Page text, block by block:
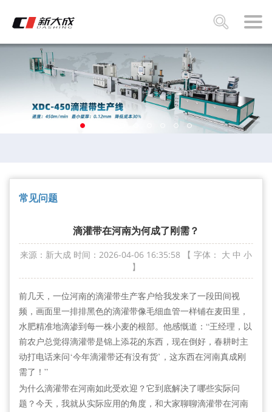
常见问题
滴灌带在河南为何成了刚需？
来源：新大成 时间：2026-04-06 16:35:58 【 字体： 大 中 小
】
前几天，一位河南的滴灌带生产客户给我发来了一段田间视
频，画面里一排排黑色的滴灌带像毛细血管一样铺在麦田里，
水肥精准地滴渗到每一株小麦的根部。他感慨道：“王经理，以
前农户总觉得滴灌带是锦上添花的东西，现在倒好，春耕时主
动打电话来问‘今年滴灌带还有没有货’，这东西在河南真成刚
需了！”
为什么滴灌带在河南如此受欢迎？它到底解决了哪些实际问
题？今天，我就从实际应用的角度，和大家聊聊滴灌带在河南